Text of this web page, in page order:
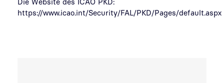
https://www.icao.int/Security/FAL/PKD/Pages/default.aspx